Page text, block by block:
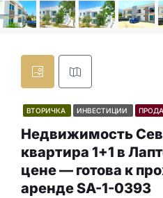
ВТОРИЧКА ИНВЕСТИЦИИ
Недвижимость
квартира 1+1 в
цене — готова к
аренде SA-1-0393